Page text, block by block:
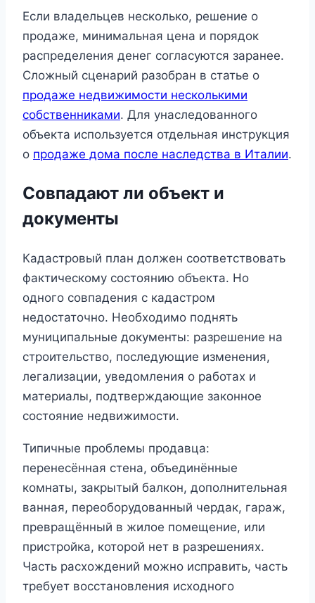
Если владельцев несколько, решение о
продаже, минимальная цена и порядок
распределения денег согласуются заранее.
Сложный сценарий разобран в статье о
продаже недвижимости несколькими
собственниками. Для унаследованного
объекта используется отдельная инструкция
о продаже дома после наследства в Италии.
Совпадают ли объект и
документы
Кадастровый план должен соответствовать
фактическому состоянию объекта. Но
одного совпадения с кадастром
недостаточно. Необходимо поднять
муниципальные документы: разрешение на
строительство, последующие изменения,
легализации, уведомления о работах и
материалы, подтверждающие законное
состояние недвижимости.
Типичные проблемы продавца:
перенесённая стена, объединённые
комнаты, закрытый балкон, дополнительная
ванная, переоборудованный чердак, гараж,
превращённый в жилое помещение, или
пристройка, которой нет в разрешениях.
Часть расхождений можно исправить, часть
требует восстановления исходного